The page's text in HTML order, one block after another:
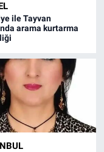
ile Tayvan
arama kurtarma